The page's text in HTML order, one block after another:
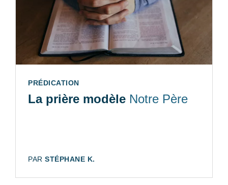
TYPE:
PRÉDICATION
La prière modèle Notre Père
AUTEUR:
PAR STÉPHANE K.